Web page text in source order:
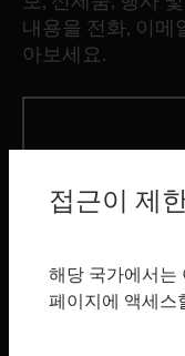
내용을 전화, 이메
아보세요.
제품
toggle view
서비스
접근이 제
해당 국가에서는
페이지에 액세스